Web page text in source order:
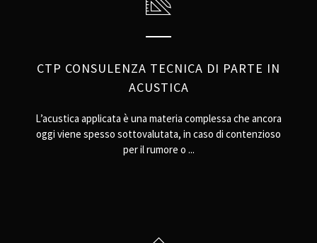
CTP CONSULENZA TECNICA DI PARTE IN
ACUSTICA
L’acustica applicata è una materia complessa che ancora
oggi viene spesso sottovalutata, in caso di contenzioso
per il rumore o ...